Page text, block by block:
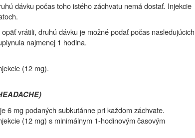
dávku počas toho istého záchvatu nemá dostať. Injekcie
vrátili, druhú dávku je možné podať počas nasledujúcich
najmenej 1 hodina.
(12 mg).
6 mg podaných subkutánne pri každom záchvate.
(12 mg) s minimálnym 1-hodinovým časovým